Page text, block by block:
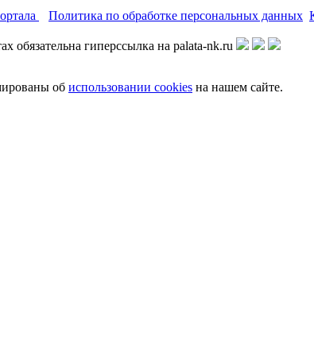
Политика по обработке персональных данных
обязательна гиперссылка на palata-nk.ru
об использовании cookies на нашем сайте.